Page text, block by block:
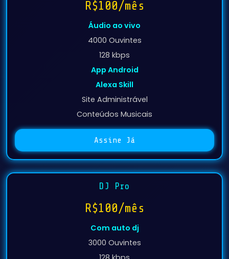
Áudio ao vivo
4000 Ouvintes
128 kbps
App Android
Alexa Skill
Site Administrável
Conteúdos Musicais
DJ Pro
R$100/mês
Com auto dj
3000 Ouvintes
128 kbps
40 GB Armazenamento